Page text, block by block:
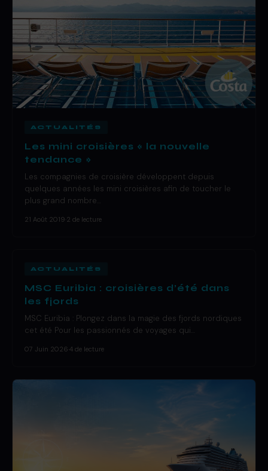
ACTUALITÉS
Les mini croisières « la nouvelle
tendance »
Les compagnies de croisière développent depuis
quelques années les mini croisières afin de toucher le
plus grand nombre…
21 Août 2019 2 de lecture
ACTUALITÉS
MSC Euribia : croisières d’été dans
les fjords
MSC Euribia : Plongez dans la magie des fjords nordiques
cet été Pour les passionnés de voyages qui…
07 Juin 2026 4 de lecture